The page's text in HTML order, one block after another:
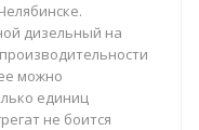
дизельный на
можно
единиц
не боится